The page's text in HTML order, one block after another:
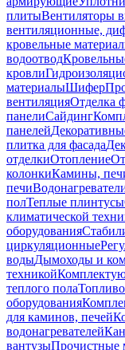
плитыВентиляторы
вентиляционные,
кровельные
водоотвод
кровли
материалыШифер
вентиляцияОтделка
панелиСайдинг
панелей
плитка для фасада
отделкиОтопление
колонкиКамины,
печи
полТеплые плинтусы
климатической
оборудования
циркуляционные
водыДымоходы и
техникой
теплого пола
оборудования
для каминов, печей
водонагревателей
вантузы